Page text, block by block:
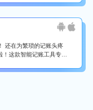
还在为繁琐的记账头疼
！这款智能记账工具专为